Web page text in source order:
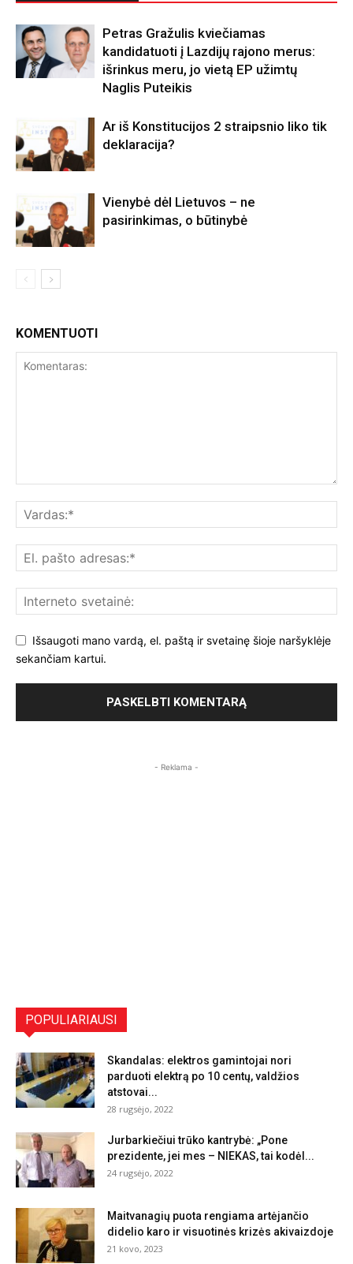
Petras Gražulis kviečiamas
kandidatuoti į Lazdijų rajono merus:
išrinkus meru, jo vietą EP užimtų
Naglis Puteikis
Ar iš Konstitucijos 2 straipsnio liko tik
deklaracija?
Vienybė dėl Lietuvos – ne
pasirinkimas, o būtinybė
KOMENTUOTI
Išsaugoti mano vardą, el. paštą ir svetainę šioje naršyklėje
sekančiam kartui.
- Reklama -
POPULIARIAUSI
Skandalas: elektros gamintojai nori
parduoti elektrą po 10 centų, valdžios
atstovai...
28 rugsėjo, 2022
Jurbarkiečiui trūko kantrybė: „Pone
prezidente, jei mes – NIEKAS, tai kodėl...
24 rugsėjo, 2022
Maitvanagių puota rengiama artėjančio
didelio karo ir visuotinės krizės akivaizdoje
21 kovo, 2023